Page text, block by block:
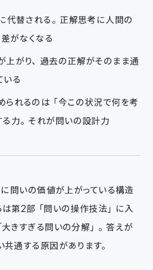
代替される。正解思考に人間の
がなくなる
上がり、過去の正解がそのまま通
いる
られるのは「今この状況で何を考
力。それが問いの設計力
問いの価値が上がっている構造
は第2部「問いの操作技法」に入
きすぎる問いの分解」。答えが
通する原因があります。